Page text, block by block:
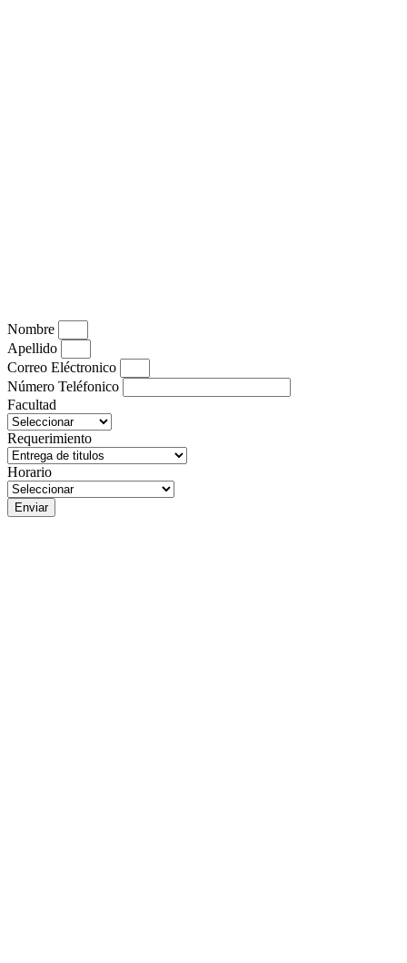
Nombre
Apellido
Correo Eléctronico
Número Teléfonico
Facultad
Requerimiento
Horario
Enviar